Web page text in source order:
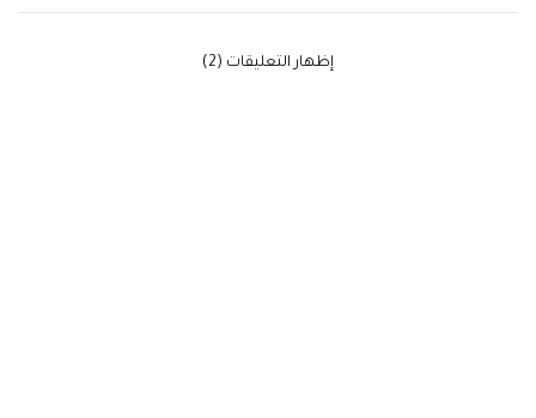
‫إظهار التعليقات (2)